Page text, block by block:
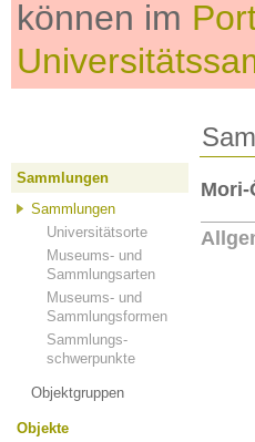
können im
Sammlungen
Sammlungen
Universitätsorte
Museums- und
Sammlungsarten
Museums- und
Sammlungsformen
Sammlungs-
schwerpunkte
Objektgruppen
Objekte
Mori-